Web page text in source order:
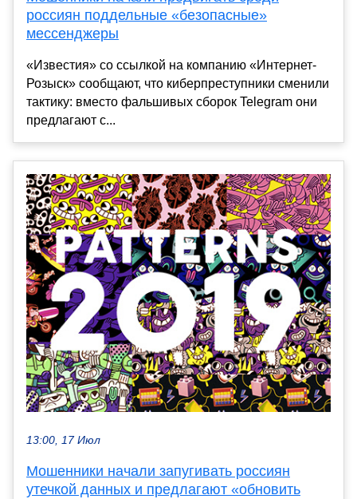
россиян поддельные «безопасные»
мессенджеры
«Известия» со ссылкой на компанию «Интернет-
Розыск» сообщают, что киберпреступники сменили
тактику: вместо фальшивых сборок Telegram они
предлагают с...
13:00, 17 Июл
Мошенники начали запугивать россиян
утечкой данных и предлагают «обновить